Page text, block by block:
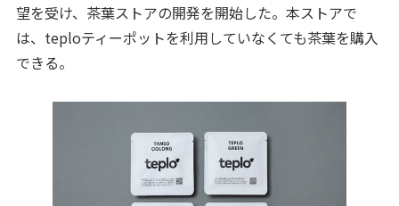
望を受け、茶葉ストアの開発を開始した。本ストアで
は、teploティーポットを利用していなくても茶葉を購入
できる。